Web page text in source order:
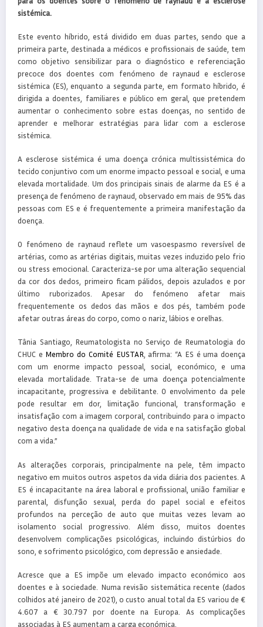
sistémica.
Este evento híbrido, está dividido em duas partes, sendo que a
primeira parte, destinada a médicos e profissionais de saúde, tem
como objetivo sensibilizar para o diagnóstico e referenciação
precoce dos doentes com fenómeno de raynaud e esclerose
sistémica (ES), enquanto a segunda parte, em formato híbrido, é
dirigida a doentes, familiares e público em geral, que pretendem
aumentar o conhecimento sobre estas doenças, no sentido de
aprender e melhorar estratégias para lidar com a esclerose
sistémica.
A esclerose sistémica é uma doença crónica multissistémica do
tecido conjuntivo com um enorme impacto pessoal e social, e uma
elevada mortalidade. Um dos principais sinais de alarme da ES é a
presença de fenómeno de raynaud, observado em mais de 95% das
pessoas com ES e é frequentemente a primeira manifestação da
doença.
O fenómeno de raynaud reflete um vasoespasmo reversível de
artérias, como as artérias digitais, muitas vezes induzido pelo frio
ou stress emocional. Caracteriza-se por uma alteração sequencial
da cor dos dedos, primeiro ficam pálidos, depois azulados e por
último ruborizados. Apesar do fenómeno afetar mais
frequentemente os dedos das mãos e dos pés, também pode
afetar outras áreas do corpo, como o nariz, lábios e orelhas.
Tânia Santiago, Reumatologista no Serviço de Reumatologia do
CHUC e Membro do Comité EUSTAR, afirma: “A ES é uma doença
com um enorme impacto pessoal, social, económico, e uma
elevada mortalidade. Trata-se de uma doença potencialmente
incapacitante, progressiva e debilitante. O envolvimento da pele
pode resultar em dor, limitação funcional, transformação e
insatisfação com a imagem corporal, contribuindo para o impacto
negativo desta doença na qualidade de vida e na satisfação global
com a vida.”
As alterações corporais, principalmente na pele, têm impacto
negativo em muitos outros aspetos da vida diária dos pacientes. A
ES é incapacitante na área laboral e profissional, união familiar e
parental, disfunção sexual, perda do papel social e efeitos
profundos na perceção de auto que muitas vezes levam ao
isolamento social progressivo. Além disso, muitos doentes
desenvolvem complicações psicológicas, incluindo distúrbios do
sono, e sofrimento psicológico, com depressão e ansiedade.
Acresce que a ES impõe um elevado impacto económico aos
doentes e à sociedade. Numa revisão sistemática recente (dados
colhidos até janeiro de 2021), o custo anual total da ES variou de €
4.607 a € 30.797 por doente na Europa. As complicações
associadas à ES aumentam a carga económica.